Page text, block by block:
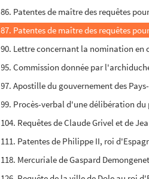
86. Patentes de maître des requêtes
87. Patentes de maître des requêtes
90. Lettre concernant la nomination en
95. Commission donnée par
97. Apostille du gouvernement des
99. Procès-verbal d'une délibération
104. Requêtes de Claude Grivel et de
111. Patentes de Philippe II, roi
118. Mercuriale de Gaspard